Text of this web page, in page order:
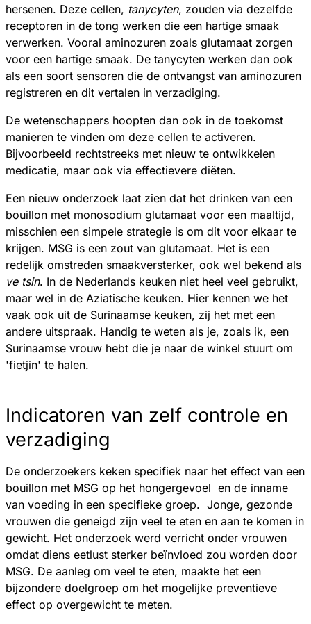
hersenen. Deze cellen, tanycyten, zouden via dezelfde
receptoren in de tong werken die een hartige smaak
verwerken. Vooral aminozuren zoals glutamaat zorgen
voor een hartige smaak. De tanycyten werken dan ook
als een soort sensoren die de ontvangst van aminozuren
registreren en dit vertalen in verzadiging.
De wetenschappers hoopten dan ook in de toekomst
manieren te vinden om deze cellen te activeren.
Bijvoorbeeld rechtstreeks met nieuw te ontwikkelen
medicatie, maar ook via effectievere diëten.
Een nieuw onderzoek laat zien dat het drinken van een
bouillon met monosodium glutamaat voor een maaltijd,
misschien een simpele strategie is om dit voor elkaar te
krijgen. MSG is een zout van glutamaat. Het is een
redelijk omstreden smaakversterker, ook wel bekend als
ve tsin. In de Nederlands keuken niet heel veel gebruikt,
maar wel in de Aziatische keuken. Hier kennen we het
vaak ook uit de Surinaamse keuken, zij het met een
andere uitspraak. Handig te weten als je, zoals ik, een
Surinaamse vrouw hebt die je naar de winkel stuurt om
'fietjin' te halen.
Indicatoren van zelf controle en
verzadiging
De onderzoekers keken specifiek naar het effect van een
bouillon met MSG op het hongergevoel en de inname
van voeding in een specifieke groep. Jonge, gezonde
vrouwen die geneigd zijn veel te eten en aan te komen in
gewicht. Het onderzoek werd verricht onder vrouwen
omdat diens eetlust sterker beïnvloed zou worden door
MSG. De aanleg om veel te eten, maakte het een
bijzondere doelgroep om het mogelijke preventieve
effect op overgewicht te meten.